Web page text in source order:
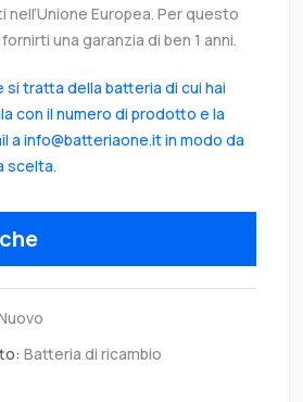
Europea. Per questo
una garanzia di ben 1 anni.
si tratta della batteria di cui hai
con il numero di prodotto e la
a info@batteriaone.it in modo da
scelta.
Batteria di ricambio